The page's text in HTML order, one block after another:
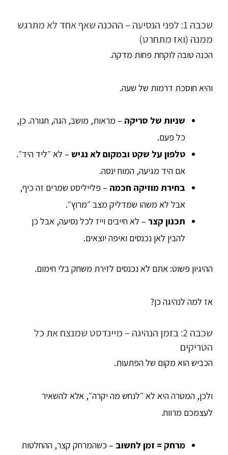
שכבה 1: לפני הנסיעה – ההכנה שאף אחד לא מתרגש
ממנה (ואז מתחרט)
הכנה טובה לוקחת פחות מדקה.
והיא חוסכת דרמות של שעה.
שניות של סריקה – מראות, מושב, הגה, חגורה. כן,
כל פעם.
טלפון על שקט ובמקום לא נגיש – לא ״ליד היד״.
אם היד מגיעה, המוח ינסה.
בחירת מוזיקה חכמה – פלייליסט שמרים זה כיף,
אבל לא משהו שמדליק מצב ״מרוץ״.
תכנון קצר – לא חייבים וייז לכל נסיעה, אבל כן
להבין לאן נכנסים ואיפה יוצאים.
ההיגיון פשוט: אתם לא נכנסים לזירת משחק בלי חימום.
אז למה לנהיגה כן?
שכבה 2: בזמן הנהיגה – מיינדסט שמנצח את כל
הטריקים
הכביש הוא מקום של הפתעות.
ולכן, המטרה היא לא ״לנחש מה יקרה״, אלא להשאיר
לעצמכם מרווח.
מרחק = זמן לחשוב – כשהמרחק קצר, ההחלטות